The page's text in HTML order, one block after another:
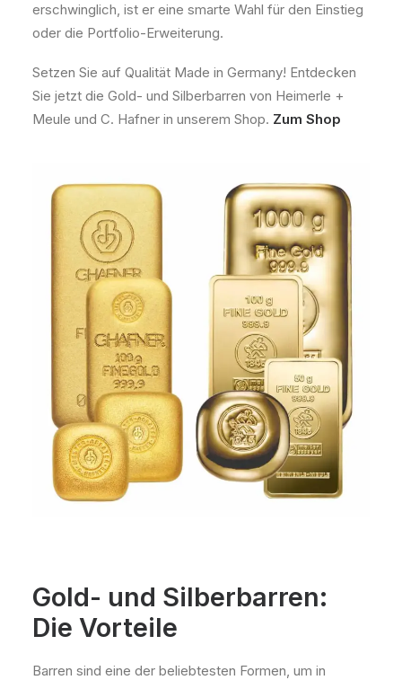
erschwinglich, ist er eine smarte Wahl für den Einstieg
oder die Portfolio-Erweiterung.
Setzen Sie auf Qualität Made in Germany! Entdecken
Sie jetzt die Gold- und Silberbarren von Heimerle +
Meule und C. Hafner in unserem Shop. Zum Shop
Gold- und Silberbarren:
Die Vorteile
Barren sind eine der beliebtesten Formen, um in